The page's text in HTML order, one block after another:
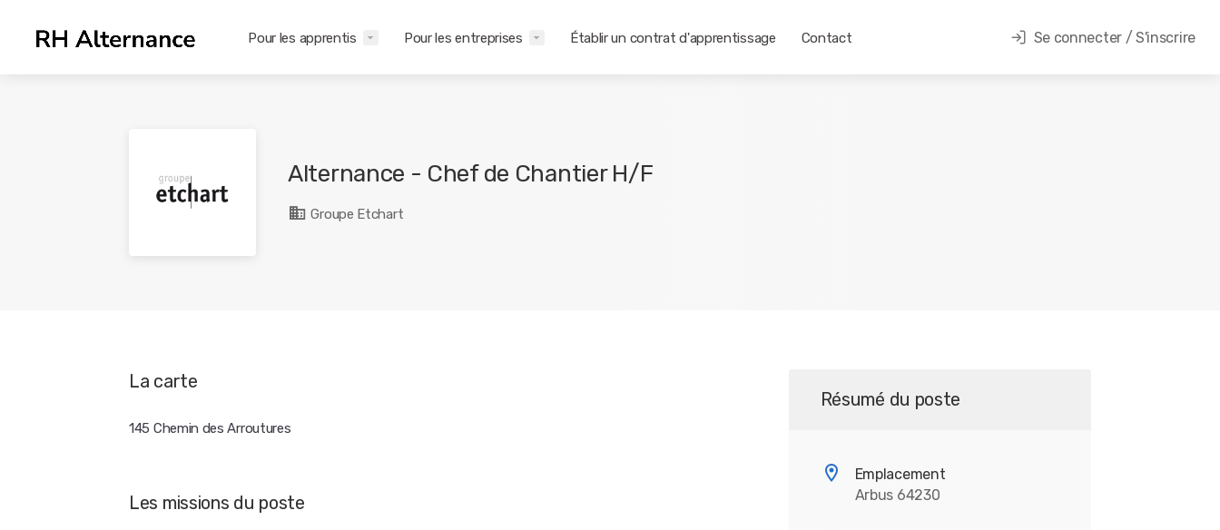
Pour les apprentis Pour les entreprises Établir un contrat d'apprentissage Contact Se connecter / S'inscrire
Alternance - Chef de Chantier H/F
Groupe Etchart
La carte
145 Chemin des Arroutures
Les missions du poste
Résumé du poste
Emplacement
Arbus 64230